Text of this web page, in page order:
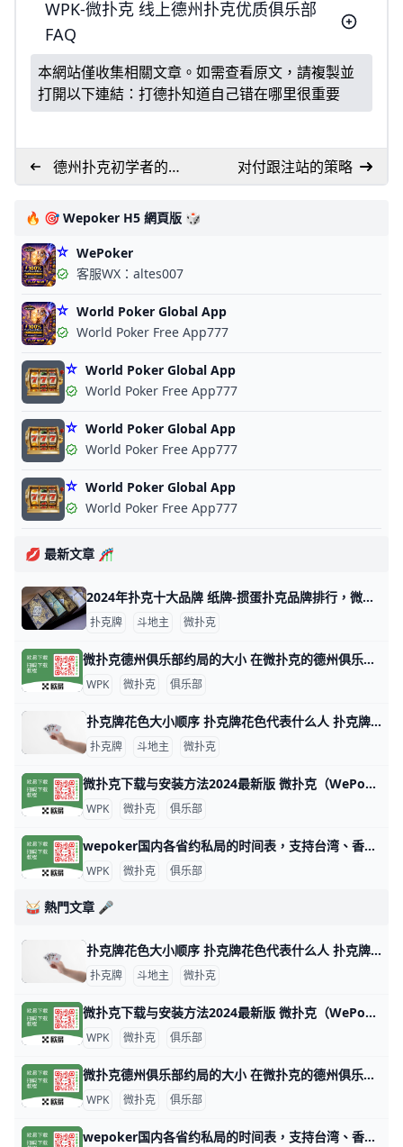
WPK-微扑克 线上德州扑克优质俱乐部
FAQ
本網站僅收集相關文章。如需查看原文，請複製並
打開以下連結： 打德扑知道自己错在哪里很重要
德州扑克初学者的必
备指南
对付跟注站的策略
🔥 🎯 Wepoker H5 網頁版 🎲
WePoker
客服WX：altes007
World Poker Global App
World Poker Free App777
World Poker Global App
World Poker Free App777
World Poker Global App
World Poker Free App777
World Poker Global App
World Poker Free App777
💋 最新文章 🎢
2024年扑克十大品牌 纸牌-掼蛋扑克品牌排行，微扑克牌哪个牌子好 2024年扑克十大品牌 十大扑克品牌排行榜，纸牌-掼蛋扑克品牌排行，扑克牌哪个牌子好 扑克什么牌子好？经专业评测的2024年扑克十大品牌名单发布
扑克牌 斗地主 微扑克
微扑克德州俱乐部约局的大小 在微扑克的德州俱乐部中，约局的大小通常取决于多个因素，包括玩家的资金实力、俱乐部的规则以及所选择的游戏类型。以下是一些关于微扑克德州俱乐部约
WPK 微扑克 俱乐部
扑克牌花色大小顺序 扑克牌花色代表什么人 扑克牌分为四种花色：黑桃、方块、梅花和红桃，但各国人民都以本国民族文化对四种花色给予不同的文化阐述，比如说，中国人将四种花色理解为春、夏、秋
扑克牌 斗地主 微扑克
微扑克下载与安装方法2024最新版 微扑克（WePoker）是一款流行的德州扑克应用程序，可以在多个平台上下载和安装。以下是下载和安装微扑克的主要方法： 安卓设备安装 安卓用户可以
WPK 微扑克 俱乐部
wepoker国内各省约私局的时间表，支持台湾、香港、澳门 WePoker（中文名：微扑克）是一个在线德州扑克平台，俱乐部提供各种级别的约局服务。WePoker的约私局时间表大致如下：本俱乐部支持台湾
WPK 微扑克 俱乐部
🥁 熱門文章 🎤
扑克牌花色大小顺序 扑克牌花色代表什么人 扑克牌分为四种花色：黑桃、方块、梅花和红桃，但各国人民都以本国民族文化对四种花色给予不同的文化阐述，比如说，中国人将四种花色理解为春、夏、秋
扑克牌 斗地主 微扑克
微扑克下载与安装方法2024最新版 微扑克（WePoker）是一款流行的德州扑克应用程序，可以在多个平台上下载和安装。以下是下载和安装微扑克的主要方法： 安卓设备安装 安卓用户可以
WPK 微扑克 俱乐部
微扑克德州俱乐部约局的大小 在微扑克的德州俱乐部中，约局的大小通常取决于多个因素，包括玩家的资金实力、俱乐部的规则以及所选择的游戏类型。以下是一些关于微扑克德州俱乐部约
WPK 微扑克 俱乐部
wepoker国内各省约私局的时间表，支持台湾、香港、澳门 WePoker（中文名：微扑克）是一个在线德州扑克平台，俱乐部提供各种级别的约局服务。WePoker的约私局时间表大致如下：本俱乐部支持台湾